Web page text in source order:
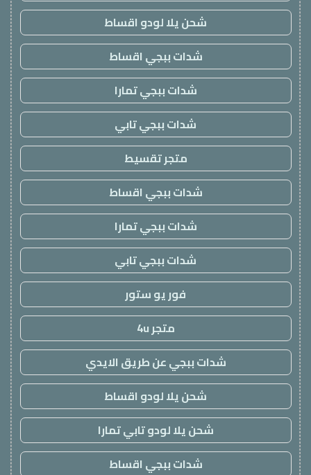
شحن يلا لودو اقساط
شدات ببجي اقساط
شدات ببجي تمارا
شدات ببجي تابي
متجر تقسيط
شدات ببجي اقساط
شدات ببجي تمارا
شدات ببجي تابي
فور يو ستور
متجر 4u
شدات ببجي عن طريق الايدي
شحن يلا لودو اقساط
شحن يلا لودو تابي تمارا
شدات ببجي اقساط